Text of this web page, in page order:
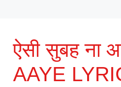
ऐसी सुबह ना
AAYE